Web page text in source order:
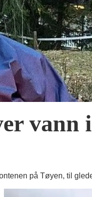
vann
på Tøyen, til